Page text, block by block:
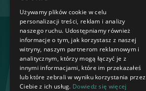
Używamy plików cookie w celu
personalizacji treści, reklam i analizy
naszego ruchu. Udostępniamy również
informacje o tym, jak korzystasz z naszej
witryny, naszym partnerom reklamowym i
analitycznym, którzy mogą łączyć je z
innymi informacjami, które im przekazałeś
lub które zebrali w wyniku korzystania przez
Ciebie z ich usług. Dowiedz się więcej